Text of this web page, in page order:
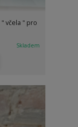
včela " pro
Skladem